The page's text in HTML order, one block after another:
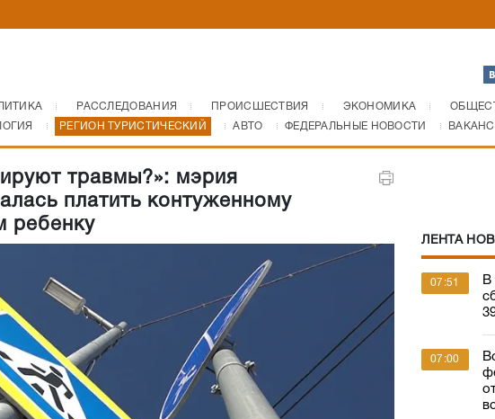
РАССЛЕДОВАНИЯ ПРОИСШЕСТВИЯ ЭКОНОМИКА
РЕГИОН ТУРИСТИЧЕСКИЙ АВТО ФЕДЕРАЛЬНЫЕ НОВОСТИ
травмы?»: мэрия
платить контуженному
ребенку
ЛЕНТА
07:51
В
07:00